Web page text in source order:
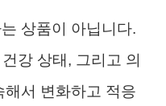
상품이 아닙니다.
강 상태, 그리고 의
해서 변화하고 적응